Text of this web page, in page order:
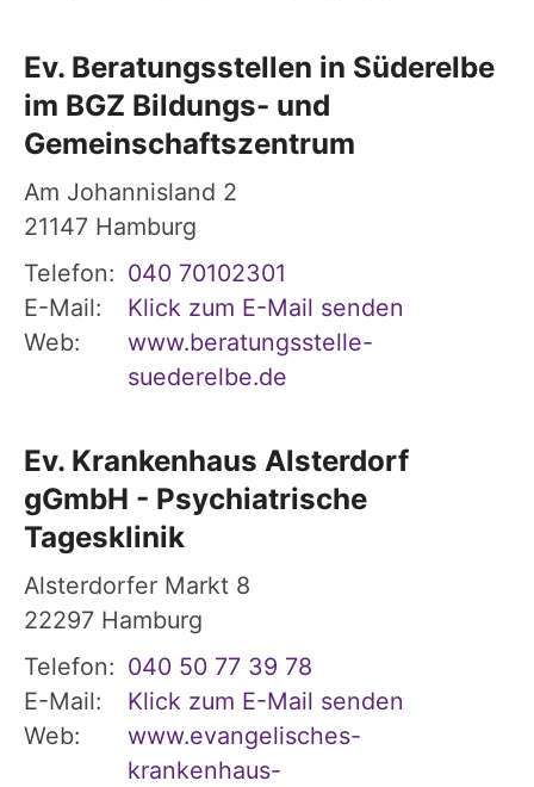
Ev. Beratungsstellen in Süderelbe
im BGZ Bildungs- und
Gemeinschaftszentrum
Am Johannisland 2
21147 Hamburg
Telefon: 040 70102301
E-Mail:
Klick zum E-Mail senden
Web:
www.beratungsstelle-
suederelbe.de
Ev. Krankenhaus Alsterdorf
gGmbH - Psychiatrische
Tagesklinik
Alsterdorfer Markt 8
22297 Hamburg
Telefon: 040 50 77 39 78
E-Mail:
Klick zum E-Mail senden
Web:
www.evangelisches-
krankenhaus-